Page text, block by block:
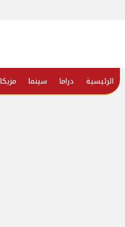
الرئيسية دراما سينما مزيكا